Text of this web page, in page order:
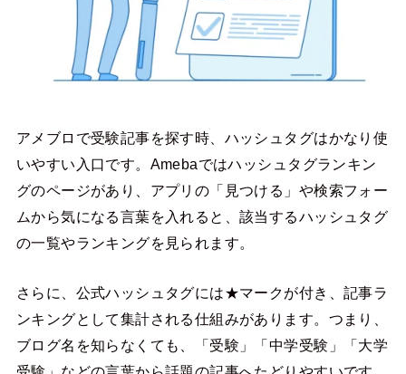
アメブロで受験記事を探す時、ハッシュタグはかなり使
いやすい入口です。Amebaではハッシュタグランキン
グのページがあり、アプリの「見つける」や検索フォー
ムから気になる言葉を入れると、該当するハッシュタグ
の一覧やランキングを見られます。
さらに、公式ハッシュタグには★マークが付き、記事ラ
ンキングとして集計される仕組みがあります。つまり、
ブログ名を知らなくても、「受験」「中学受験」「大学